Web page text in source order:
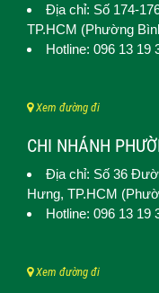
Địa chỉ: Số 174-
TP.HCM (Phường
Hotline: 096 13 19
Xem đường đi
CHI NHÁNH
Địa chỉ: Số 36
Hưng, TP.HCM
Hotline: 096 13 19
Xem đường đi